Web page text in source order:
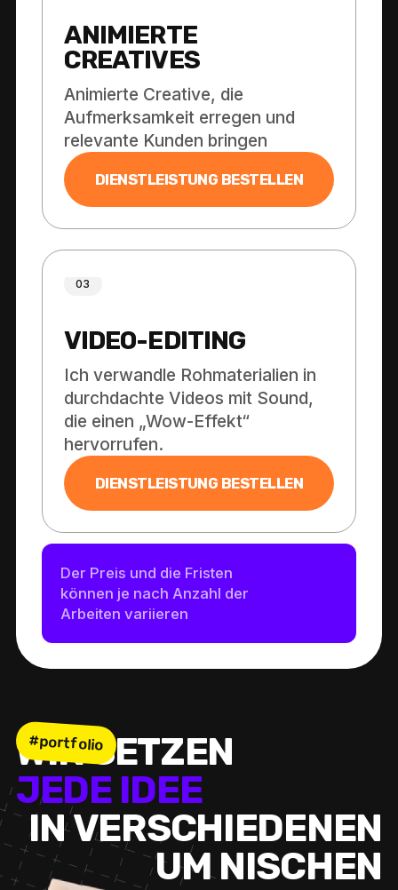
ANIMIERTE
CREATIVES
Animierte Creative, die
Aufmerksamkeit erregen und
relevante Kunden bringen
DIENSTLEISTUNG BESTELLEN
03
VIDEO-EDITING
Ich verwandle Rohmaterialien in
durchdachte Videos mit Sound,
die einen „Wow-Effekt“
hervorrufen.
DIENSTLEISTUNG BESTELLEN
Der Preis und die Fristen
können je nach Anzahl der
Arbeiten variieren
WIRSETZEN
JEDE IDEE
INVERSCHIEDENEN
UM NISCHEN
#portfolio